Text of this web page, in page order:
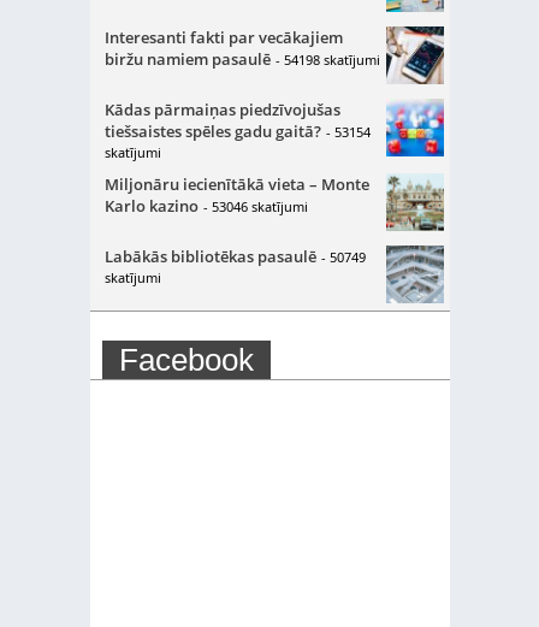
Interesanti fakti par vecākajiem
biržu namiem pasaulē - 54198 skatījumi
Kādas pārmaiņas piedzīvojušas
tiešsaistes spēles gadu gaitā? - 53154
skatījumi
Miljonāru iecienītākā vieta – Monte
Karlo kazino - 53046 skatījumi
Labākās bibliotēkas pasaulē - 50749
skatījumi
Facebook